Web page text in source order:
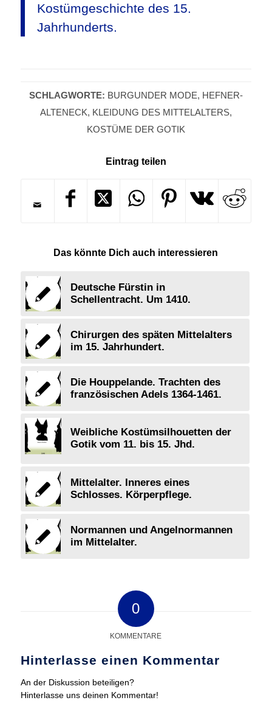
Kostümgeschichte des 15.
Jahrhunderts.
SCHLAGWORTE: BURGUNDER MODE, HEFNER-
ALTENECK, KLEIDUNG DES MITTELALTERS,
KOSTÜME DER GOTIK
Eintrag teilen
Das könnte Dich auch interessieren
Deutsche Fürstin in
Schellentracht. Um 1410.
Chirurgen des späten Mittelalters
im 15. Jahrhundert.
Die Houppelande. Trachten des
französischen Adels 1364-1461.
Weibliche Kostümsilhouetten der
Gotik vom 11. bis 15. Jhd.
Mittelalter. Inneres eines
Schlosses. Körperpflege.
Normannen und Angelnormannen
im Mittelalter.
0
KOMMENTARE
Hinterlasse einen Kommentar
An der Diskussion beteiligen?
Hinterlasse uns deinen Kommentar!